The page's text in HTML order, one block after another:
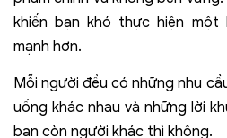
khiến bạn khó thực hiện một
mạnh hơn.
Mỗi người đều có những nhu
uống khác nhau và những lời
bạn còn người khác thì không.